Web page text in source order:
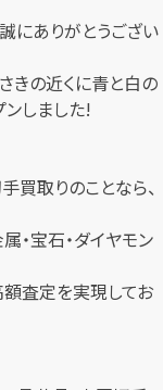
にありがとうござい
きの近くに青と白の
しました!
買取りのことなら、
・宝石・ダイヤモン
額査定を実現してお